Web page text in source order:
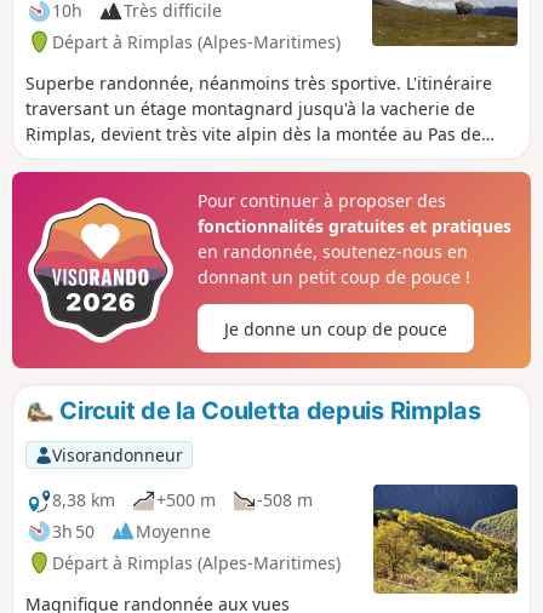
10h
Très difficile
Départ à Rimplas (Alpes-Maritimes)
Superbe randonnée, néanmoins très sportive. L'itinéraire
traversant un étage montagnard jusqu'à la vacherie de
Rimplas, devient très vite alpin dès la montée au Pas de
Rimplas. Au sommet du Mont Giraud, les efforts seront vite
panorama qui s'étend du Queyras et Mont Viso au Nord
jusqu'à l'Argentera et le Mercantour à l'Est.
Pour continuer à proposer des
fonctionnalités gratuites et pratiques
en randonnée, soutenez-nous en
donnant un petit coup de pouce !
Je donne un coup de pouce
Circuit de la Couletta depuis Rimplas
Visorandonneur
8,38 km
+500 m
-508 m
3h 50
Moyenne
Départ à Rimplas (Alpes-Maritimes)
Magnifique randonnée aux vues